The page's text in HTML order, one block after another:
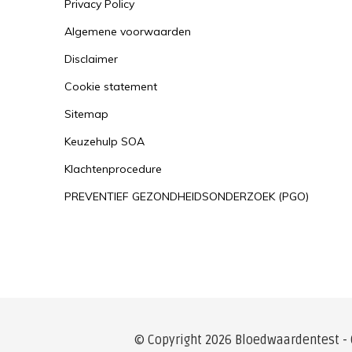
veranderen. Een gevolg hiervan is dat de
Dit wordt atrofische gastritis genoemd
verschrompelen van weefsel). Atrofische
Een vitamine B12 tekort dat wordt
wordt ook wel pernicieuze anemie
een pijnlijke tong, vermoeidheid, een licht
Doordat het lichaam beschikt over grote
< 7.
Privacy Policy
Algemene voorwaarden
Disclaimer
Cookie statement
Sitemap
Keuzehulp SOA
Klachtenprocedure
PREVENTIEF GEZONDHEIDSONDERZOEK (PGO)
© Copyright 2026 Bloedwaardentest -